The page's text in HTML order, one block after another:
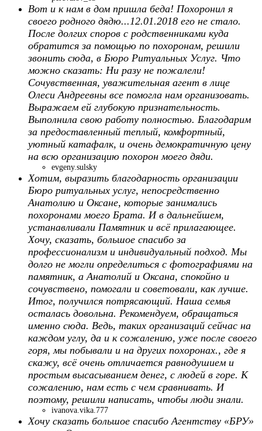
Вот и к нам в дом пришла беда! Похоронил я
своего родного дядю...12.01.2018 его не стало.
После долгих споров с родственниками куда
обратится за помощью по похоронам, решили
звонить сюда, в Бюро Ритуальных Услуг. Что
можно сказать: Ни разу не пожалели!
Сочувственная, уважительная агент в лице
Олеси Андреевны все помогла нам организовать.
Выражаем ей глубокую признательность.
Выполнила свою работу полностью. Благодарим
за предоставленный теплый, комфортный,
уютный катафалк, и очень демократичную цену
на всю организацию похорон моего дяди.
evgeny.sulsky
Хотим, выразить благодарность организации
Бюро ритуальных услуг, непосредственно
Анатолию и Оксане, которые занимались
похоронами моего Брата. И в дальнейшем,
устанавливали Памятник и всё прилагающее.
Хочу, сказать, большое спасибо за
профессионализм и индивидуальный подход. Мы
долго не могли определиться с фотографиями на
памятник, а Анатолий и Оксана, спокойно и
сочувствено, помогали и советовали, как лучше.
Итог, получился потрясающий. Наша семья
осталась довольна. Рекомендуем, обращаться
именно сюда. Ведь, таких организаций сейчас на
каждом углу, да и к сожалению, уже после своего
горя, мы побывали и на других похоронах., где я
скажу, всё очень отличается равнодушием и
простым высасыванием денег, с людей в горе. К
сожалению, нам есть с чем сравнивать. И
поэтому, решили написать, чтобы люди знали.
ivanova.vika.777
Хочу сказать большое спасибо Агентству «БРУ»